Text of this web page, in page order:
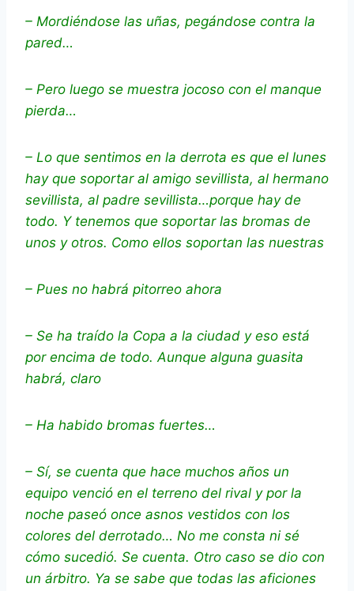
– Mordiéndose las uñas, pegándose contra la
pared…
– Pero luego se muestra jocoso con el manque
pierda…
– Lo que sentimos en la derrota es que el lunes
hay que soportar al amigo sevillista, al hermano
sevillista, al padre sevillista…porque hay de
todo. Y tenemos que soportar las bromas de
unos y otros. Como ellos soportan las nuestras
– Pues no habrá pitorreo ahora
– Se ha traído la Copa a la ciudad y eso está
por encima de todo. Aunque alguna guasita
habrá, claro
– Ha habido bromas fuertes…
– Sí, se cuenta que hace muchos años un
equipo venció en el terreno del rival y por la
noche paseó once asnos vestidos con los
colores del derrotado… No me consta ni sé
cómo sucedió. Se cuenta. Otro caso se dio con
un árbitro. Ya se sabe que todas las aficiones